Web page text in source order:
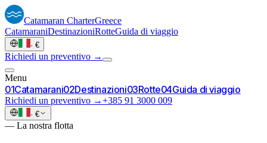
Catamaran CharterGreece
CatamaraniDestinazioniRotteGuida di viaggio
· €
Richiedi un preventivo →
Menu
01Catamarani02Destinazioni03Rotte04Guida di viaggio
Richiedi un preventivo →+385 91 3000 009
· €
— La nostra flotta